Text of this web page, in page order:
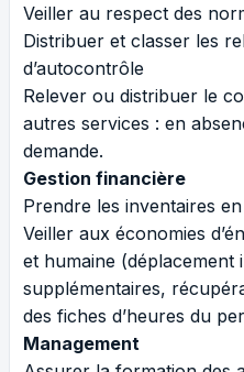
Veiller au respect des
Distribuer et classer les
d’autocontrôle
Relever ou distribuer le
autres services : en
demande.
Gestion financière
Prendre les inventaires
Veiller aux économies
et humaine (déplacement
supplémentaires,
des fiches d’heures du
Management